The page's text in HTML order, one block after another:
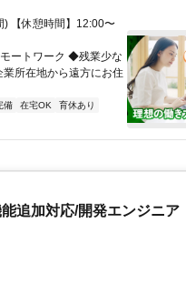
) 【休憩時間】12:00〜
ートワーク ◆残業少な
所在地から遠方にお住
備 在宅OK
育休あり
追加対応/開発エンジニア